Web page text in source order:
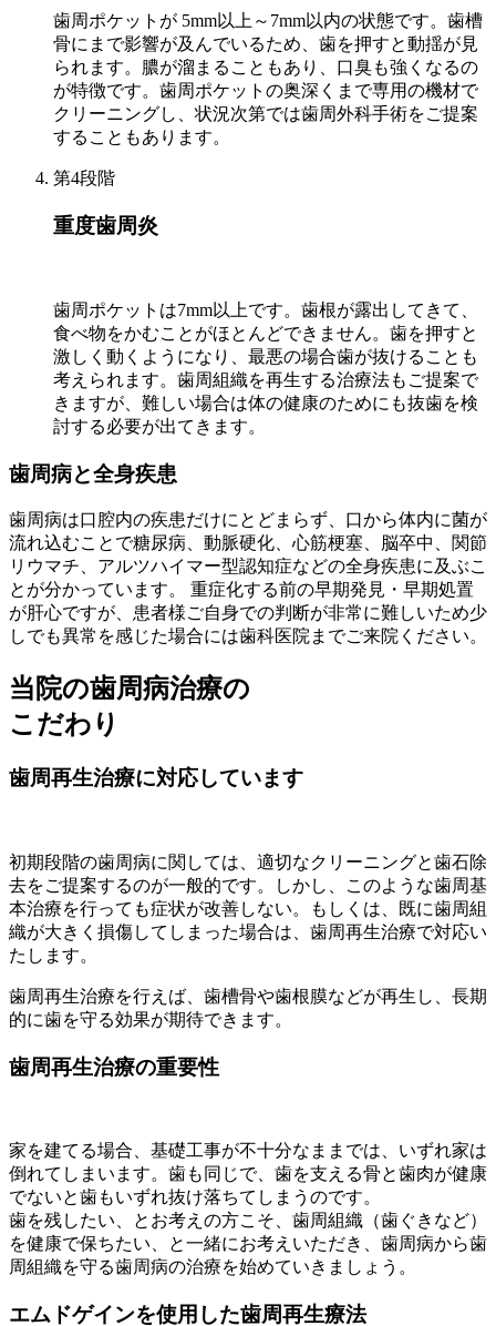
歯周ポケットが 5mm以上～7mm以内の状態です。歯槽
骨にまで影響が及んでいるため、歯を押すと動揺が見
られます。膿が溜まることもあり、口臭も強くなるの
が特徴です。歯周ポケットの奥深くまで専用の機材で
クリーニングし、状況次第では歯周外科手術をご提案
することもあります。
第4段階
重度歯周炎
歯周ポケットは7mm以上です。歯根が露出してきて、
食べ物をかむことがほとんどできません。歯を押すと
激しく動くようになり、最悪の場合歯が抜けることも
考えられます。歯周組織を再生する治療法もご提案で
きますが、難しい場合は体の健康のためにも抜歯を検
討する必要が出てきます。
歯周病と全身疾患
歯周病は口腔内の疾患だけにとどまらず、口から体内に菌が
流れ込むことで糖尿病、動脈硬化、心筋梗塞、脳卒中、関節
リウマチ、アルツハイマー型認知症などの全身疾患に及ぶこ
とが分かっています。 重症化する前の早期発見・早期処置
が肝心ですが、患者様ご自身での判断が非常に難しいため少
しでも異常を感じた場合には歯科医院までご来院ください。
当院の歯周病治療の
こだわり
歯周再生治療に対応しています
初期段階の歯周病に関しては、適切なクリーニングと歯石除
去をご提案するのが一般的です。しかし、このような歯周基
本治療を行っても症状が改善しない。もしくは、既に歯周組
織が大きく損傷してしまった場合は、歯周再生治療で対応い
たします。
歯周再生治療を行えば、歯槽骨や歯根膜などが再生し、長期
的に歯を守る効果が期待できます。
歯周再生治療の重要性
家を建てる場合、基礎工事が不十分なままでは、いずれ家は
倒れてしまいます。歯も同じで、歯を支える骨と歯肉が健康
でないと歯もいずれ抜け落ちてしまうのです。
歯を残したい、とお考えの方こそ、歯周組織（歯ぐきなど）
を健康で保ちたい、と一緒にお考えいただき、歯周病から歯
周組織を守る歯周病の治療を始めていきましょう。
エムドゲインを使用した歯周再生療法